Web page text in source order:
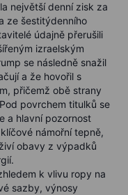
největší denní zisk za
ze šestitýdenního
údajně přerušili
izraelským
se následně snažil
a že hovořil s
přičemž obě strany
povrchem titulků se
a hlavní pozornost
námořní tepně,
obavy z výpadků
k vlivu ropy na
sazby, výnosy